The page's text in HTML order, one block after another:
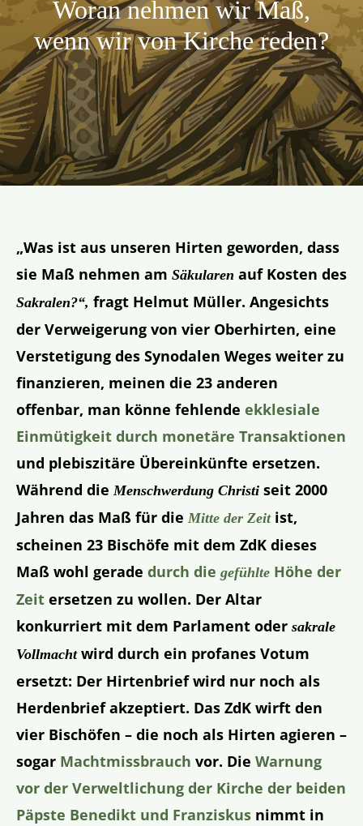
Aktion
Veröffentlichungen
Woran nehmen wir Maß,
wenn wir von Kirche reden?
„Was ist aus unseren Hirten geworden, dass
sie Maß nehmen am Säkularen auf Kosten des
Sakralen?“, fragt Helmut Müller. Angesichts
der Verweigerung von vier Oberhirten, eine
Verstetigung des Synodalen Weges weiter zu
finanzieren, meinen die 23 anderen
offenbar, man könne fehlende ekklesiale
Einmütigkeit durch monetäre Transaktionen
und plebiszitäre Übereinkünfte ersetzen.
Während dieMenschwerdung Christi seit 2000
Jahren das Maß für die Mitte der Zeitist,
scheinen 23 Bischöfe mit dem ZdK dieses
Maß wohl gerade durch die gefühlte Höhe der
Zeit ersetzen zu wollen. Der Altar
konkurriert mit dem Parlament oder sakrale
Vollmachtwird durch ein profanes Votum
ersetzt: Der Hirtenbrief wird nur noch als
Herdenbrief akzeptiert. Das ZdK wirft den
vier Bischöfen – die noch als Hirten agieren –
sogar Machtmissbrauch vor. Die Warnung
vor der Verweltlichung der Kirche der beiden
Päpste Benedikt und Franziskus nimmt in